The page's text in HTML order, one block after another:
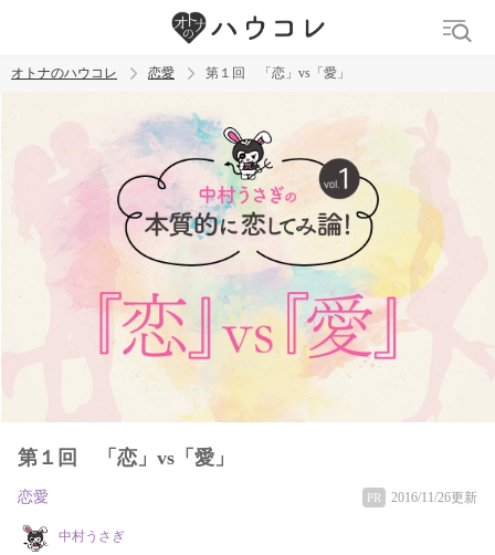
トレンド ワード
吸引バイブ SM 吸うやつ
オトナのハウコレ 恋愛 第１回 「恋」vs「愛」
第１回 「恋」vs「愛」
恋愛 PR 2016/11/26更新
中村うさぎ